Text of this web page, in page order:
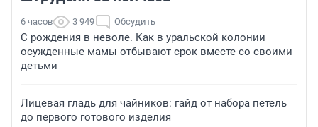
6 часов 3 949 Обсудить
С рождения в неволе. Как в уральской колонии
осужденные мамы отбывают срок вместе со своими
детьми
Лицевая гладь для чайников: гайд от набора петель
до первого готового изделия